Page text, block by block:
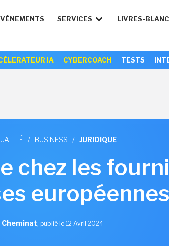
SERVICES LIVRES-
IA CYBERCOACH TESTS
/ BUSINESS / JURIDIQUE
chez les
européennes
Cheminat, publié le 12 Avril 2024